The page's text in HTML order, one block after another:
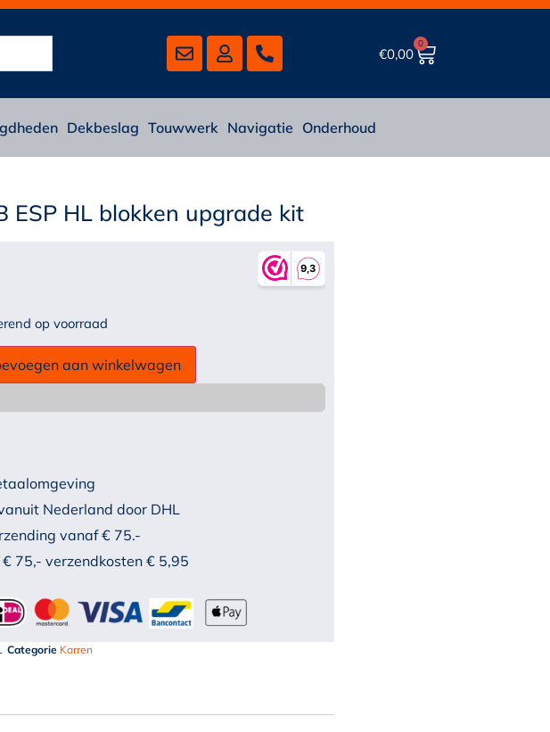
€0,00
0
Dekbeslag Touwwerk Navigatie Onderhoud
ESP HL blokken upgrade kit
op voorraad
aan winkelwagen
Nederland door DHL
vanaf € 75.-
€ 75,- verzendkosten € 5,95
Categorie Karren